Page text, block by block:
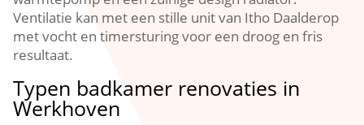
Ventilatie kan met een stille unit van Itho Daalderop
met vocht en timersturing voor een droog en fris
resultaat.​
Typen badkamer renovaties in
Werkhoven